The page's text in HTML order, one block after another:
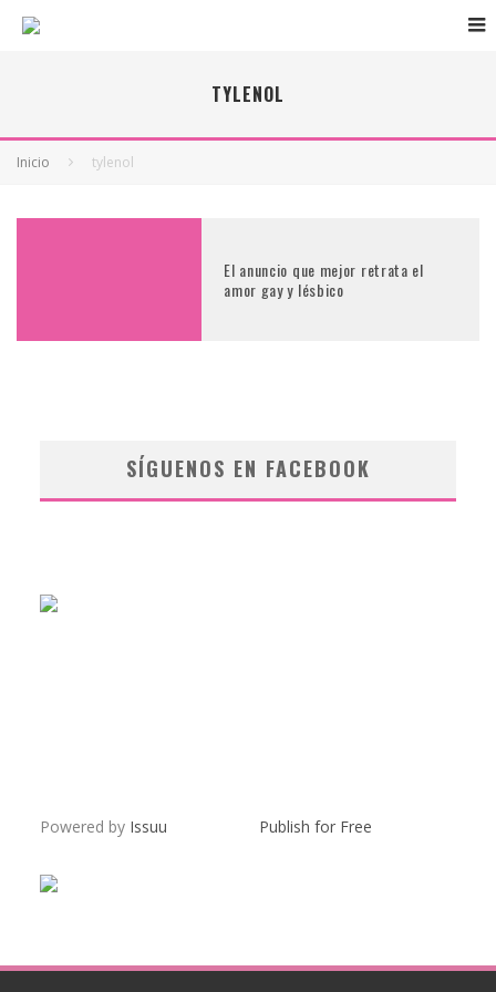
TYLENOL
Inicio tylenol
El anuncio que mejor retrata el
amor gay y lésbico
SÍGUENOS EN FACEBOOK
Powered by Issuu Publish for Free